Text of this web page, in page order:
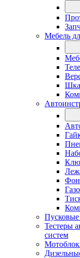
Мебель
Пусковые
Тестеры
систем